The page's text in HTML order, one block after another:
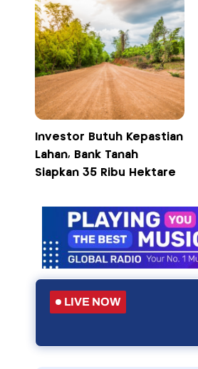
Investor Butuh Kepastian
Lahan, Bank Tanah
Siapkan 35 Ribu Hektare
LIVE NOW